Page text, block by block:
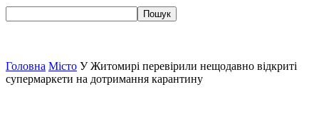
Головна Місто У Житомирі перевірили нещодавно відкриті
супермаркети на дотримання карантину